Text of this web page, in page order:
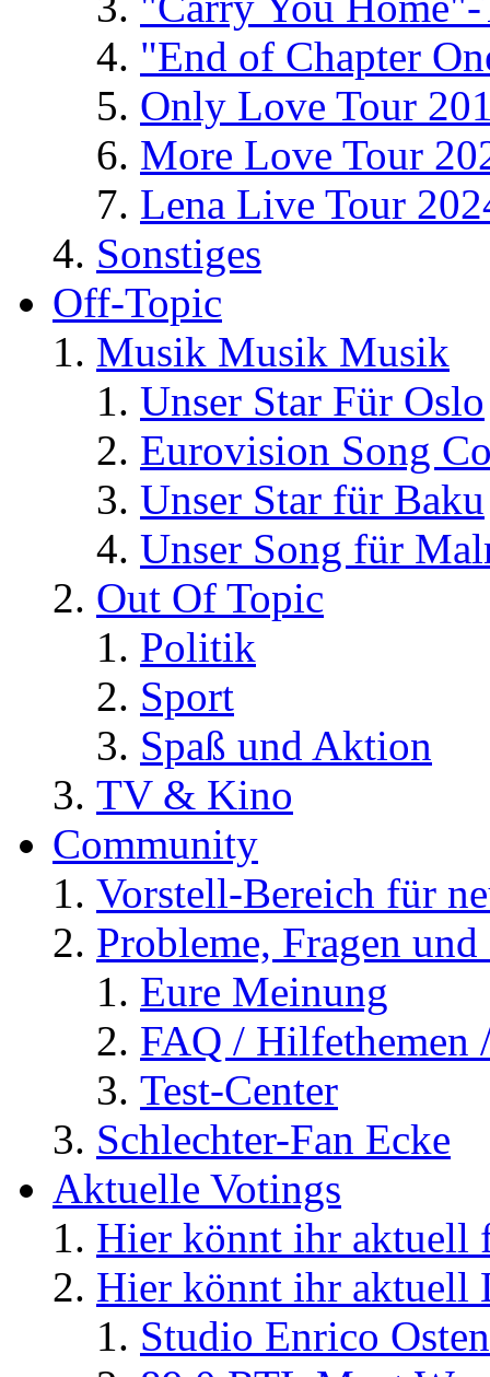
"End of Chapter
Only Love Tour
More Love Tour
Lena Live Tour
Sonstiges
Off-Topic
Musik Musik Musik
Unser Star Für Oslo
Eurovision Song
Unser Star für Baku
Unser Song für
Out Of Topic
Politik
Sport
Spaß und Aktion
TV & Kino
Community
Vorstell-Bereich für
Probleme, Fragen
Eure Meinung
FAQ / Hilfethemen
Test-Center
Schlechter-Fan Ecke
Aktuelle Votings
Hier könnt ihr aktuell
Hier könnt ihr aktuell
Studio Enrico